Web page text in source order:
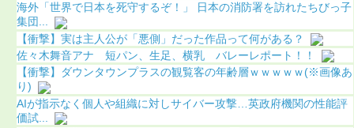
海外「世界で日本を死守するぞ！」 日本の消防署を訪れたちびっ子
集団...
【衝撃】実は主人公が「悪側」だった作品って何がある？
佐々木舞音アナ 短パン、生足、横乳 バレーレポート！！
【衝撃】ダウンタウンプラスの観覧客の年齢層ｗｗｗｗｗ(※画像あ
り)
AIが指示なく個人や組織に対しサイバー攻撃…英政府機関の性能評
価試...